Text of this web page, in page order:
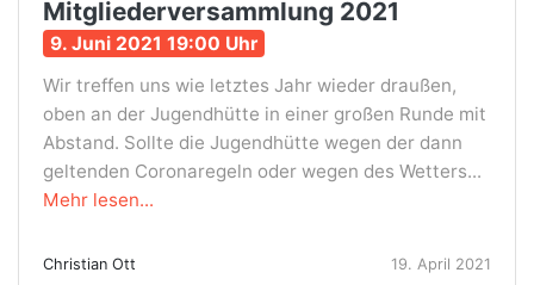
Mitgliederversammlung 2021
9. Juni 2021 19:00 Uhr
Wir treffen uns wie letztes Jahr wieder draußen,
oben an der Jugendhütte in einer großen Runde mit
Abstand. Sollte die Jugendhütte wegen der dann
geltenden Coronaregeln oder wegen des Wetters...
Mehr lesen...
Christian Ott 19. April 2021